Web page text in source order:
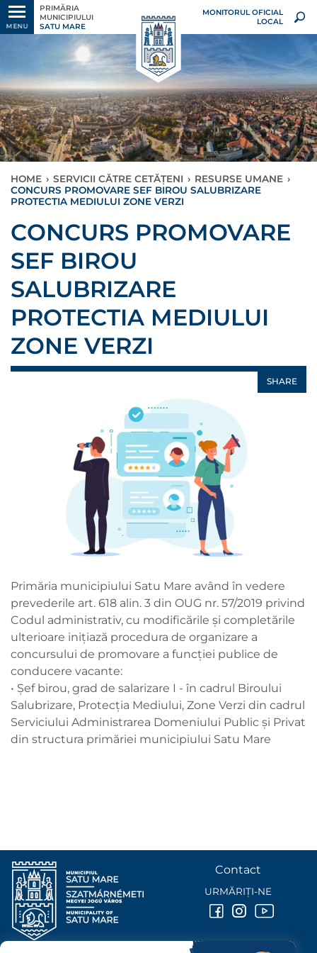
MENU
PRIMĂRIA
MUNICIPIULUI
SATU MARE
MONITORUL OFICIAL
LOCAL
HOME › SERVICII CĂTRE CETĂȚENI › RESURSE UMANE ›
CONCURS PROMOVARE SEF BIROU SALUBRIZARE
PROTECTIA MEDIULUI ZONE VERZI
CONCURS PROMOVARE
SEF BIROU
SALUBRIZARE
PROTECTIA MEDIULUI
ZONE VERZI
SHARE
Primăria municipiului Satu Mare având în vedere
prevederile art. 618 alin. 3 din OUG nr. 57/2019 privind
Codul administrativ, cu modificările și completările
ulterioare iniţiază procedura de organizare a
concursului de promovare a funcției publice de
conducere vacante:
• Șef birou, grad de salarizare I - în cadrul Biroului
Salubrizare, Protecția Mediului, Zone Verzi din cadrul
Serviciului Administrarea Domeniului Public și Privat
din structura primăriei municipiului Satu Mare
Contact
URMĂRIȚI-NE